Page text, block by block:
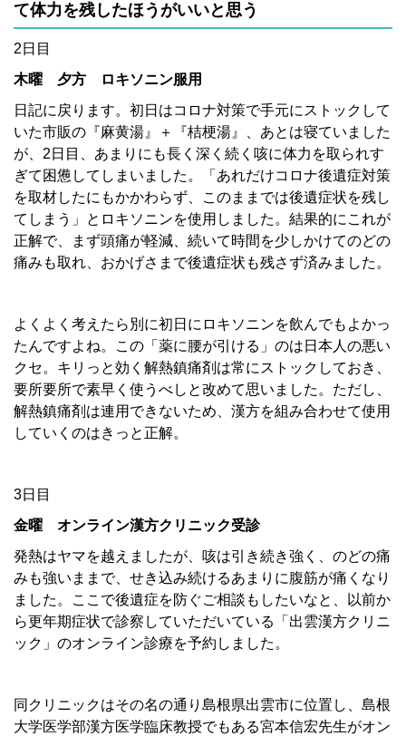
て体力を残したほうがいいと思う
2日目
木曜 夕方 ロキソニン服用
日記に戻ります。初日はコロナ対策で手元にストックして
いた市販の『麻黄湯』＋『桔梗湯』、あとは寝ていました
が、2日目、あまりにも長く深く続く咳に体力を取られす
ぎて困憊してしまいました。「あれだけコロナ後遺症対策
を取材したにもかかわらず、このままでは後遺症状を残し
てしまう」とロキソニンを使用しました。結果的にこれが
正解で、まず頭痛が軽減、続いて時間を少しかけてのどの
痛みも取れ、おかげさまで後遺症状も残さず済みました。
よくよく考えたら別に初日にロキソニンを飲んでもよかっ
たんですよね。この「薬に腰が引ける」のは日本人の悪い
クセ。キリっと効く解熱鎮痛剤は常にストックしておき、
要所要所で素早く使うべしと改めて思いました。ただし、
解熱鎮痛剤は連用できないため、漢方を組み合わせて使用
していくのはきっと正解。
3日目
金曜 オンライン漢方クリニック受診
発熱はヤマを越えましたが、咳は引き続き強く、のどの痛
みも強いままで、せき込み続けるあまりに腹筋が痛くなり
ました。ここで後遺症を防ぐご相談もしたいなと、以前か
ら更年期症状で診察していただいている「出雲漢方クリニ
ック」のオンライン診療を予約しました。
同クリニックはその名の通り島根県出雲市に位置し、島根
大学医学部漢方医学臨床教授でもある宮本信宏先生がオン